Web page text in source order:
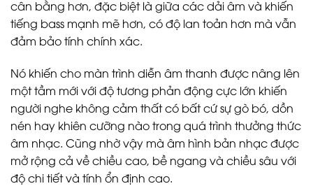
cân bằng hơn, đặc biệt là giữa các dải âm và khiến
tiếng bass mạnh mẽ hơn, có độ lan toản hơn mà vẫn
đảm bảo tính chính xác.
Nó khiến cho màn trình diễn âm thanh được nâng lên
một tầm mới với độ tương phản động cực lớn khiến
người nghe không cảm thất có bất cứ sự gò bó, dồn
nén hay khiên cưỡng nào trong quá trình thưởng thức
âm nhạc. Cũng nhờ vậy mà âm hình bản nhạc được
mở rộng cả về chiều cao, bề ngang và chiều sâu với
độ chi tiết và tính ổn định cao.